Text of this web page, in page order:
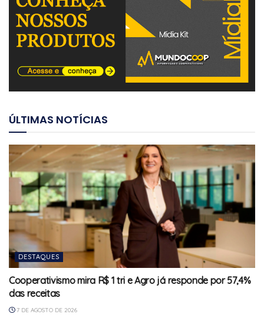
ÚLTIMAS NOTÍCIAS
DESTAQUES
Cooperativismo mira R$ 1 tri e Agro já responde por 57,4%
das receitas
7 DE AGOSTO DE 2026